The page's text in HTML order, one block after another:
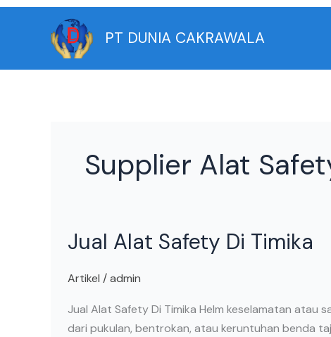
Skip
PT DUNIA CAKRAWALA
Supplier Alat
Jual Alat Safety Di Timika
Artikel /admin
Jual Alat Safety Di Timika Helm keselamatan atau
dari pukulan, bentrokan, atau keruntuhan benda
Alat
Di